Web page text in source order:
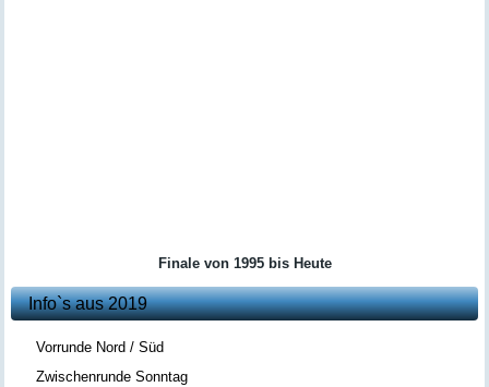
Finale von 1995 bis Heute
Info`s aus 2019
Vorrunde Nord / Süd
Zwischenrunde Sonntag